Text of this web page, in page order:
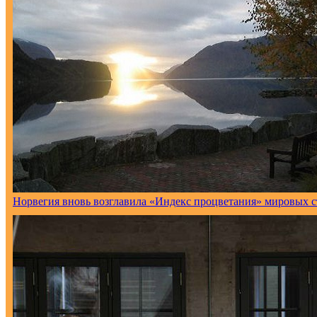
Норвегия вновь возглавила «Индекс процветания» мировых